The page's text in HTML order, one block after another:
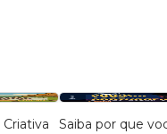
Saiba por que